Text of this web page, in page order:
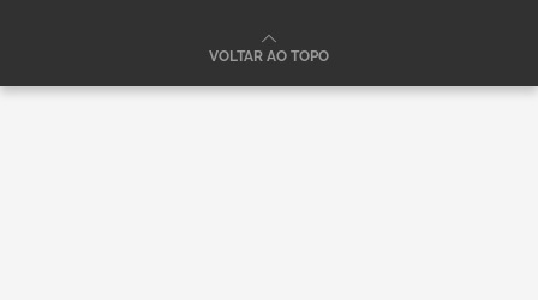
VOLTAR AO TOPO